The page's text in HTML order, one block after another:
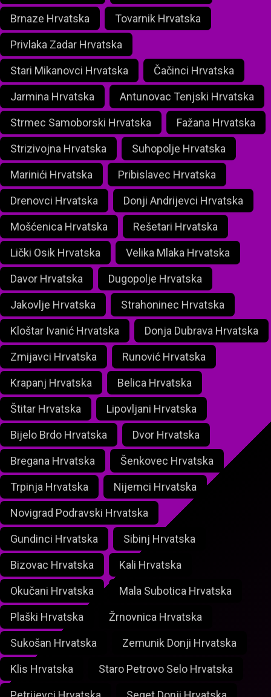
Brnaze Hrvatska Tovarnik Hrvatska
Privlaka Zadar Hrvatska
Stari Mikanovci Hrvatska Čačinci Hrvatska
Jarmina Hrvatska Antunovac Tenjski Hrvatska
Strmec Samoborski Hrvatska Fažana Hrvatska
Strizivojna Hrvatska Suhopolje Hrvatska
Marinići Hrvatska Pribislavec Hrvatska
Drenovci Hrvatska Donji Andrijevci Hrvatska
Mošćenica Hrvatska Rešetari Hrvatska
Lički Osik Hrvatska Velika Mlaka Hrvatska
Davor Hrvatska Dugopolje Hrvatska
Jakovlje Hrvatska Strahoninec Hrvatska
Kloštar Ivanić Hrvatska Donja Dubrava Hrvatska
Zmijavci Hrvatska Runović Hrvatska
Krapanj Hrvatska Belica Hrvatska
Štitar Hrvatska Lipovljani Hrvatska
Bijelo Brdo Hrvatska Dvor Hrvatska
Bregana Hrvatska Šenkovec Hrvatska
Trpinja Hrvatska Nijemci Hrvatska
Novigrad Podravski Hrvatska
Gundinci Hrvatska Sibinj Hrvatska
Bizovac Hrvatska Kali Hrvatska
Okučani Hrvatska Mala Subotica Hrvatska
Plaški Hrvatska Žrnovnica Hrvatska
Sukošan Hrvatska Zemunik Donji Hrvatska
Klis Hrvatska Staro Petrovo Selo Hrvatska